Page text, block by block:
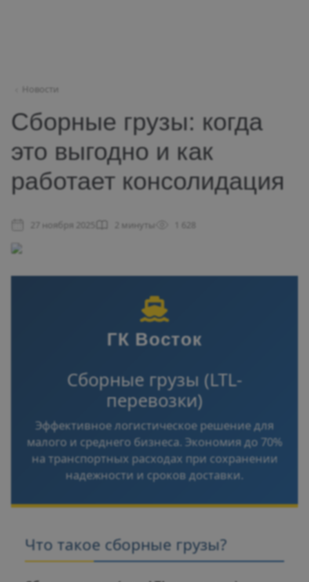
Новости
Сборные грузы: когда
это выгодно и как
работает консолидация
27 ноября 2025 2 минуты 1 628
ГК Восток
Сборные грузы (LTL-
перевозки)
Эффективное логистическое решение для
малого и среднего бизнеса. Экономия до 70%
на транспортных расходах при сохранении
надежности и сроков доставки.
Что такое сборные грузы?